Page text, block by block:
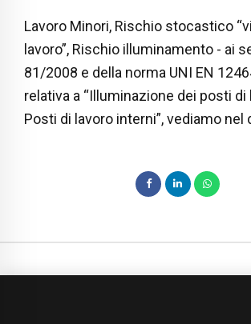
Lavoro Minori, Rischio stocastico
lavoro”, Rischio illuminamento - ai
81/2008 e della norma UNI EN
relativa a “Illuminazione dei posti di
Posti di lavoro interni”, vediamo nel